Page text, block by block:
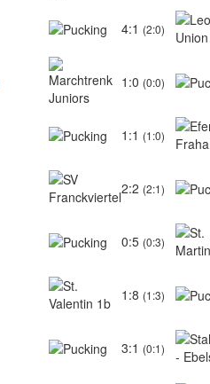
4:1 (2:0)
1:0 (0:0)
1:1 (1:0)
2:2 (2:1)
0:5 (0:3)
1:8 (1:3)
3:1 (0:1)